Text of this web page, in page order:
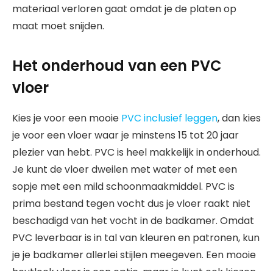
materiaal verloren gaat omdat je de platen op
maat moet snijden.
Het onderhoud van een PVC
vloer
Kies je voor een mooie PVC inclusief leggen, dan kies
je voor een vloer waar je minstens 15 tot 20 jaar
plezier van hebt. PVC is heel makkelijk in onderhoud.
Je kunt de vloer dweilen met water of met een
sopje met een mild schoonmaakmiddel. PVC is
prima bestand tegen vocht dus je vloer raakt niet
beschadigd van het vocht in de badkamer. Omdat
PVC leverbaar is in tal van kleuren en patronen, kun
je je badkamer allerlei stijlen meegeven. Een mooie